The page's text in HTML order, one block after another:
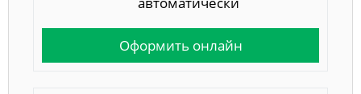
Оформить онлайн